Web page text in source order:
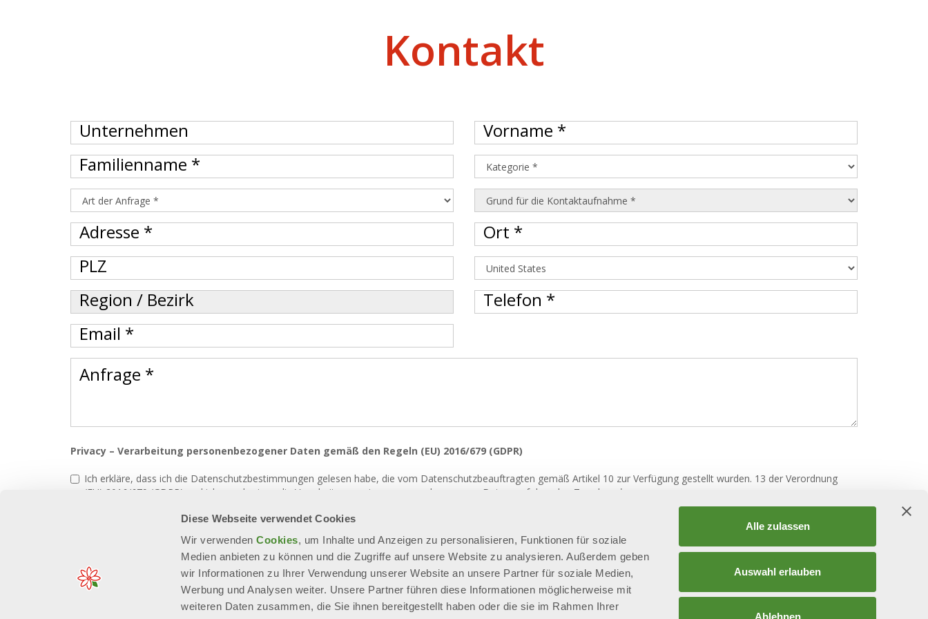
Diese Webseite verwendet Cookies
Wir verwendenCookies, um Inhalte und Anzeigen zu personalisieren, Funktionen für soziale
Medien anbieten zu können und die Zugriffe auf unsere Website zu analysieren. Außerdem geben
wir Informationen zu Ihrer Verwendung unserer Website an unsere Partner für soziale Medien,
Werbung und Analysen weiter. Unsere Partner führen diese Informationen möglicherweise mit
weiteren Daten zusammen, die Sie ihnen bereitgestellt haben oder die sie im Rahmen Ihrer
Alle zulassen
Auswahl erlauben
Ablehnen
Kontakt
Privacy – Verarbeitung personenbezogener Daten gemäß den Regeln (EU) 2016/679 (GDPR)
Ich erkläre, dass ich die Datenschutzbestimmungen gelesen habe, die vom Datenschutzbeauftragten gemäß Artikel 10 zur Verfügung gestellt wurden. 13 der Verordnung
(EU) 2016/679 (GDPR) und ich genehmigen die Verarbeitung meiner personenbezogenen Daten zu folgenden Zwecken: *
Direktmarketing des Eigentümers (Versand von Newslettern, Werbematerial, Marktforschung usw.)
Ich gebe meine Zustimmung Ich lehne die Zustimmung ab
ABSENDEN